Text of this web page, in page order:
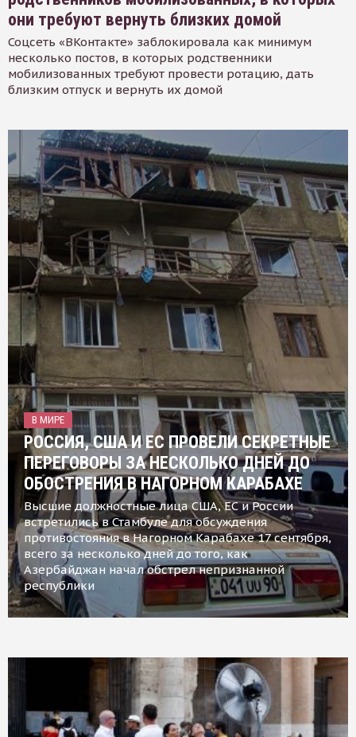
они требуют вернуть близких домой
Соцсеть «ВКонтакте» заблокировала как минимум
несколько постов, в которых родственники
мобилизованных требуют провести ротацию, дать
близким отпуск и вернуть их домой
В МИРЕ
РОССИЯ, США И ЕС ПРОВЕЛИ СЕКРЕТНЫЕ
ПЕРЕГОВОРЫ ЗА НЕСКОЛЬКО ДНЕЙ ДО
ОБОСТРЕНИЯ В НАГОРНОМ КАРАБАХЕ
Высшие должностные лица США, ЕС и России
встретились в Стамбуле для обсуждения
противостояния в Нагорном Карабахе 17 сентября,
всего за несколько дней до того, как
Азербайджан начал обстрел непризнанной
республики